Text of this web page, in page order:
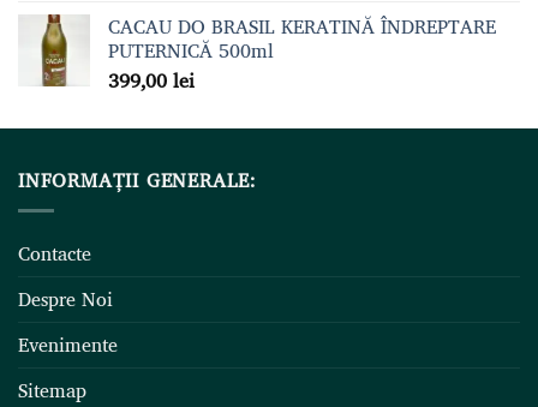
CACAU DO BRASIL KERATINĂ ÎNDREPTARE
PUTERNICĂ 500ml
399,00lei
INFORMAȚII GENERALE:
Contacte
Despre Noi
Evenimente
Sitemap